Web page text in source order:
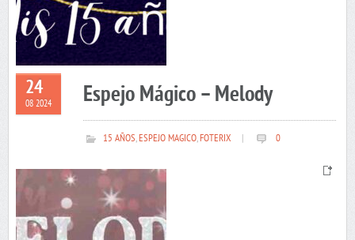
24
08 2024 Espejo Mágico – Melody
15 AÑOS,ESPEJO MAGICO,FOTERIX 0